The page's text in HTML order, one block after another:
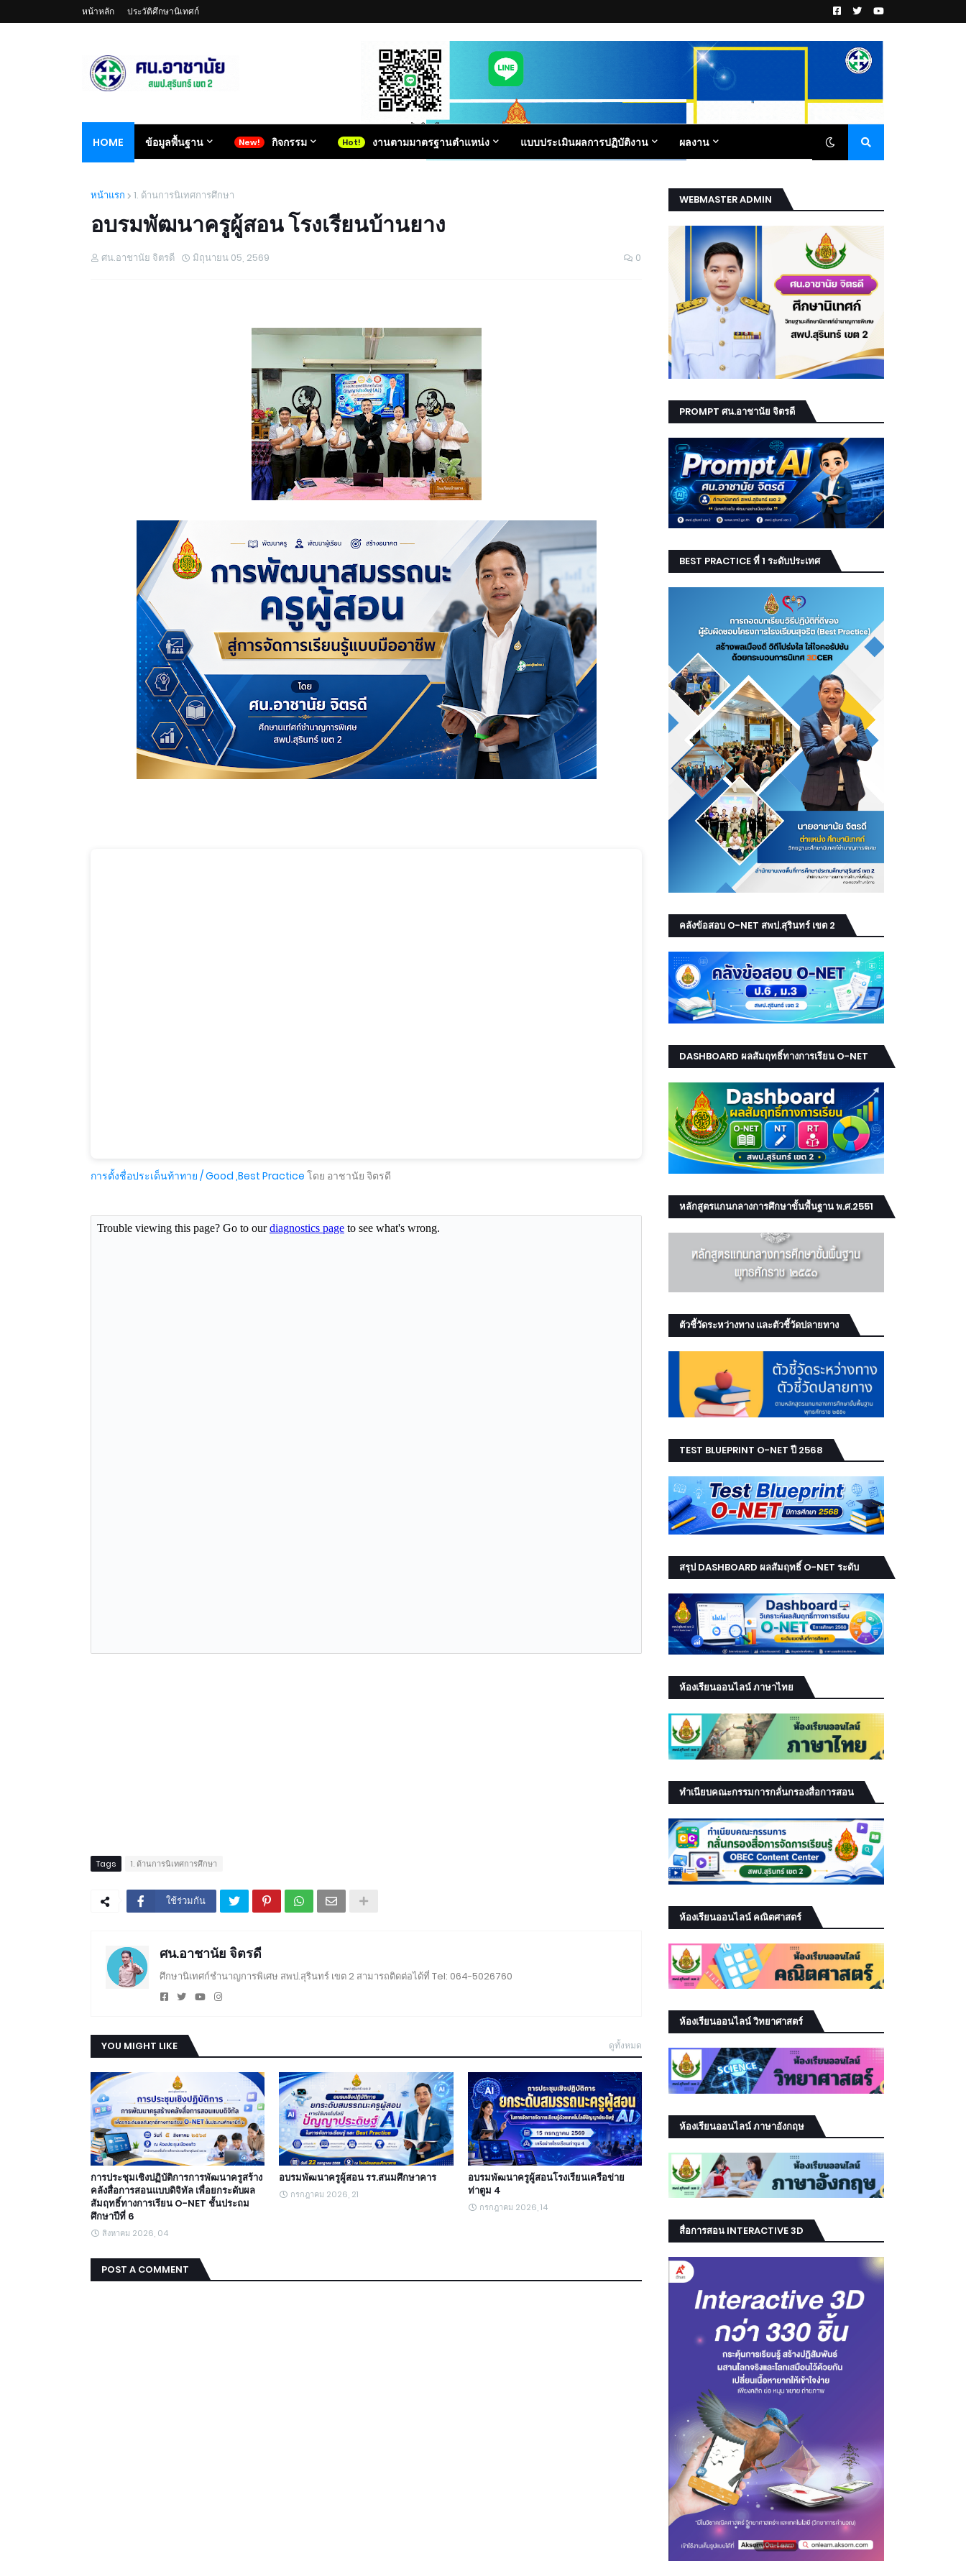
หน้าหลัก ประวัติศึกษานิเทศก์
HOME ข้อมูลพื้นฐาน กิจกรรม งานตามมาตรฐานตำแหน่ง แบบประเมินผลการปฏิบัติงาน ผลงาน
หน้าแรก 1. ด้านการนิเทศการศึกษา
อบรมพัฒนาครูผู้สอน โรงเรียนบ้านยาง
ศน.อาชานัย จิตรดี มิถุนายน 05, 2569 0
การตั้งชื่อประเด็นท้าทาย / Good ,Best Practice โดย อาชานัย จิตรดี
Tags 1. ด้านการนิเทศการศึกษา
ใช้ร่วมกัน
ศน.อาชานัย จิตรดี
ศึกษานิเทศก์ชำนาญการพิเศษ สพป.สุรินทร์ เขต 2 สามารถติดต่อได้ที่ Tel: 064-5026760
YOU MIGHT LIKE ดูทั้งหมด
การประชุมเชิงปฏิบัติการการพัฒนาครูสร้าง
คลังสื่อการสอนแบบดิจิทัล เพื่อยกระดับผล
สัมฤทธิ์ทางการเรียน O-NET ชั้นประถม
ศึกษาปีที่ 6
สิงหาคม 2026, 04
อบรมพัฒนาครูผู้สอน รร.สนมศึกษาคาร
กรกฎาคม 2026, 21
อบรมพัฒนาครูผู้สอนโรงเรียนเครือข่าย
ท่าตูม 4
กรกฎาคม 2026, 14
POST A COMMENT
WEBMASTER ADMIN
PROMPT ศน.อาชานัย จิตรดี
BEST PRACTICE ที่ 1 ระดับประเทศ
คลังข้อสอบ O-NET สพป.สุรินทร์ เขต 2
DASHBOARD ผลสัมฤทธิ์ทางการเรียน O-NET
หลักสูตรแกนกลางการศึกษาขั้นพื้นฐาน พ.ศ.2551
ตัวชี้วัดระหว่างทาง และตัวชี้วัดปลายทาง
TEST BLUEPRINT O-NET ปี 2568
สรุป DASHBOARD ผลสัมฤทธิ์ O-NET ระดับ
เขต
ห้องเรียนออนไลน์ ภาษาไทย
ทำเนียบคณะกรรมการกลั่นกรองสื่อการสอน
ห้องเรียนออนไลน์ คณิตศาสตร์
ห้องเรียนออนไลน์ วิทยาศาสตร์
ห้องเรียนออนไลน์ ภาษาอังกฤษ
สื่อการสอน INTERACTIVE 3D